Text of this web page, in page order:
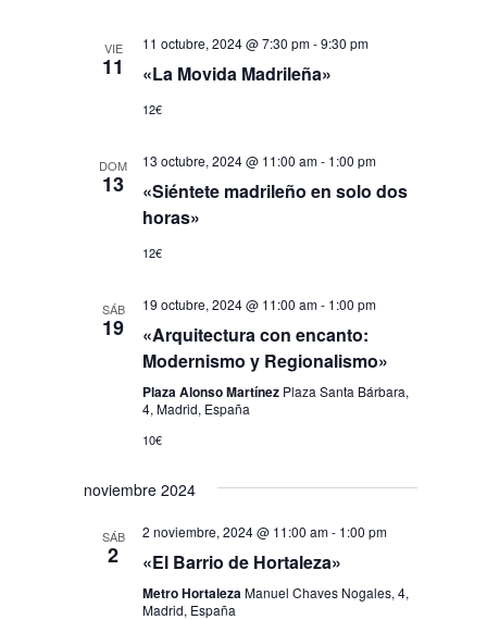
VIE
11
11 octubre, 2024 @ 7:30 pm-9:30 pm
«La Movida Madrileña»
12€
DOM
13
13 octubre, 2024 @ 11:00 am- 1:00 pm
«Siéntete madrileño en solo dos
horas»
12€
SÁB
19
19 octubre, 2024 @ 11:00 am- 1:00 pm
«Arquitectura con encanto:
Modernismo y Regionalismo»
Plaza Alonso Martínez Plaza Santa Bárbara,
4, Madrid, España
10€
noviembre 2024
SÁB
2
2 noviembre, 2024 @ 11:00 am- 1:00 pm
«El Barrio de Hortaleza»
Metro HortalezaManuel Chaves Nogales, 4,
Madrid, España